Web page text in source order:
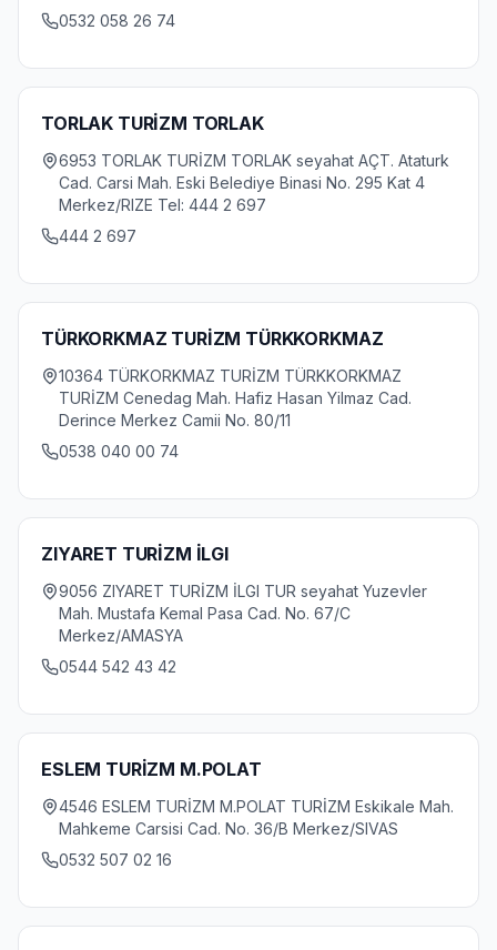
0532 058 26 74
TORLAK TURİZM TORLAK
6953 TORLAK TURİZM TORLAK seyahat AÇT. Ataturk
Cad. Carsi Mah. Eski Belediye Binasi No. 295 Kat 4
Merkez/RIZE Tel: 444 2 697
444 2 697
TÜRKORKMAZ TURİZM TÜRKKORKMAZ
10364 TÜRKORKMAZ TURİZM TÜRKKORKMAZ
TURİZM Cenedag Mah. Hafiz Hasan Yilmaz Cad.
Derince Merkez Camii No. 80/11
0538 040 00 74
ZIYARET TURİZM İLGI
9056 ZIYARET TURİZM İLGI TUR seyahat Yuzevler
Mah. Mustafa Kemal Pasa Cad. No. 67/C
Merkez/AMASYA
0544 542 43 42
ESLEM TURİZM M.POLAT
4546 ESLEM TURİZM M.POLAT TURİZM Eskikale Mah.
Mahkeme Carsisi Cad. No. 36/B Merkez/SIVAS
0532 507 02 16